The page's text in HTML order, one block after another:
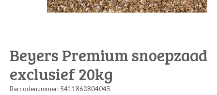
Beyers Premium snoepzaad
exclusief 20kg
Barcodenummer: 5411860804045